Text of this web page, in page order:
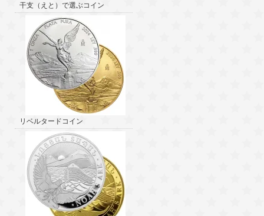
干支（えと）で選ぶコイン
リベルタードコイン